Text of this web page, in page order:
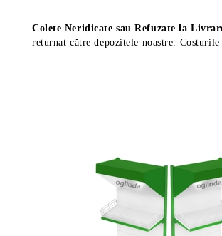
Colete Neridicate sau Refuzate la
returnat către depozitele noastre.